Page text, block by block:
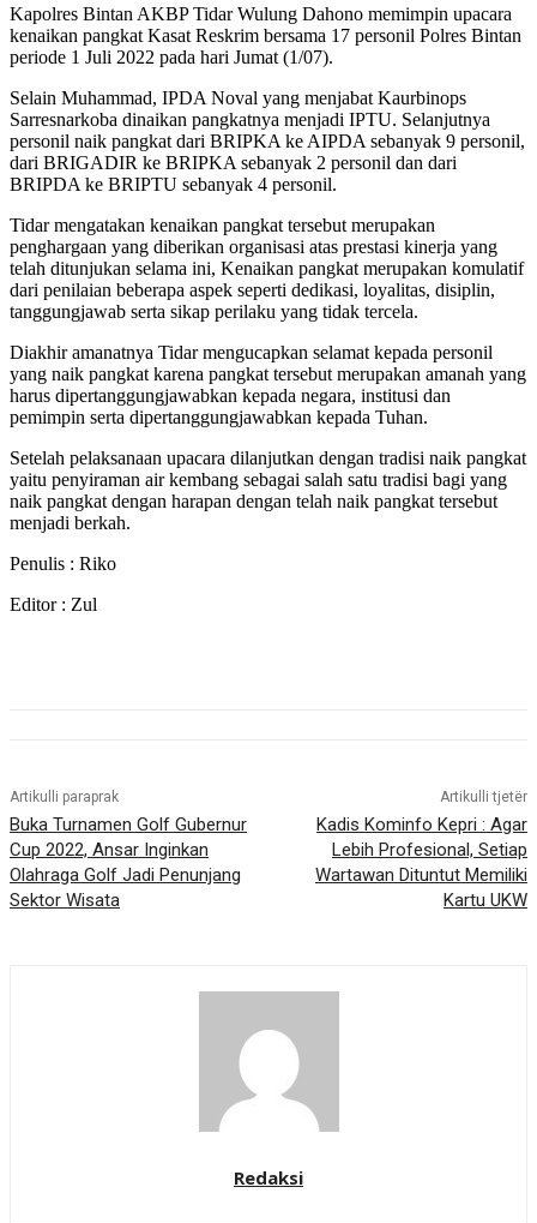
Kapolres Bintan AKBP Tidar Wulung Dahono memimpin upacara
kenaikan pangkat Kasat Reskrim bersama 17 personil Polres Bintan
periode 1 Juli 2022 pada hari Jumat (1/07).
Selain Muhammad, IPDA Noval yang menjabat Kaurbinops
Sarresnarkoba dinaikan pangkatnya menjadi IPTU. Selanjutnya
personil naik pangkat dari BRIPKA ke AIPDA sebanyak 9 personil,
dari BRIGADIR ke BRIPKA sebanyak 2 personil dan dari
BRIPDA ke BRIPTU sebanyak 4 personil.
Tidar mengatakan kenaikan pangkat tersebut merupakan
penghargaan yang diberikan organisasi atas prestasi kinerja yang
telah ditunjukan selama ini, Kenaikan pangkat merupakan komulatif
dari penilaian beberapa aspek seperti dedikasi, loyalitas, disiplin,
tanggungjawab serta sikap perilaku yang tidak tercela.
Diakhir amanatnya Tidar mengucapkan selamat kepada personil
yang naik pangkat karena pangkat tersebut merupakan amanah yang
harus dipertanggungjawabkan kepada negara, institusi dan
pemimpin serta dipertanggungjawabkan kepada Tuhan.
Setelah pelaksanaan upacara dilanjutkan dengan tradisi naik pangkat
yaitu penyiraman air kembang sebagai salah satu tradisi bagi yang
naik pangkat dengan harapan dengan telah naik pangkat tersebut
menjadi berkah.
Penulis : Riko
Editor : Zul
Artikulli paraprak
Buka Turnamen Golf Gubernur
Cup 2022, Ansar Inginkan
Olahraga Golf Jadi Penunjang
Sektor Wisata
Artikulli tjetër
Kadis Kominfo Kepri : Agar
Lebih Profesional, Setiap
Wartawan Dituntut Memiliki
Kartu UKW
Redaksi